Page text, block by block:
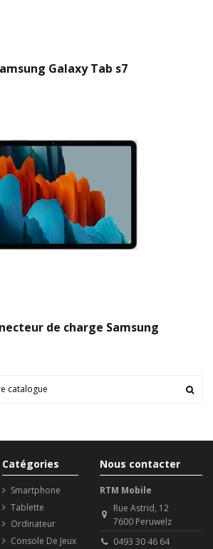
Galaxy Tab s7
de charge Samsung
Catégories
Smartphone
Tablette
Ordinateur
Console De Jeux
Nous contacter
RTM Mobile
Rue Astrid, 12
7600 Peruwelz
0493 30 46 64